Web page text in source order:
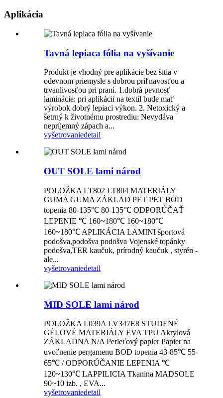
Aplikácia
Tavná lepiaca fólia na vyšívanie
Produkt je vhodný pre aplikácie bez šitia v
odevnom priemysle s dobrou priľnavosťou a
trvanlivosťou pri praní. 1.dobrá pevnosť
laminácie: pri aplikácii na textil bude mať
výrobok dobrý lepiaci výkon. 2. Netoxický a
šetrný k životnému prostrediu: Nevydáva
nepríjemný zápach a...
vyšetrovaniedetail
OUT SOLE lami národ
POLOŽKA LT802 LT804 MATERIÁLY
GUMA GUMA ZÁKLAD PET PET BOD
topenia 80-135℃ 80-135℃ ODPORÚČAŤ
LEPENIE ℃ 160~180℃ 160~180℃
160~180℃ APLIKÁCIA LAMINI športová
podošva,podošva podošva Vojenské topánky
podošva,TER kaučuk, prírodný kaučuk , styrén -
ale...
vyšetrovaniedetail
MID SOLE lami národ
POLOŽKA L039A LV347E8 STUDENÉ
GÉLOVÉ MATERIÁLY EVA TPU Akrylová
ZÁKLADNA N/A Perleťový papier Papier na
uvoľnenie pergamenu BOD topenia 43-85℃ 55-
65℃ / ODPORÚČANIE LEPENIA ℃
120~130℃ LAPPILICIA Tkanina MADSOLE
90~10 izb. , EVA...
vyšetrovaniedetail